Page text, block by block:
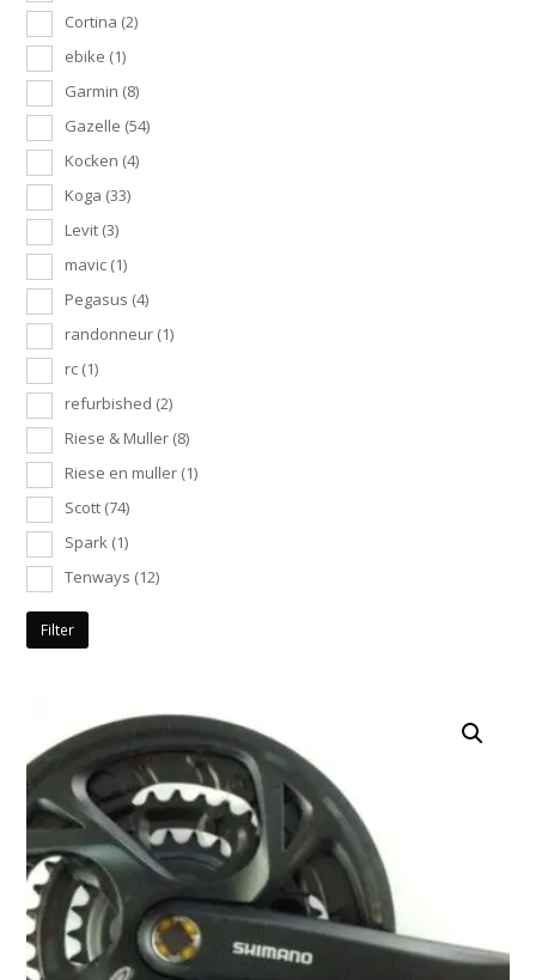
Cortina (2)
ebike (1)
Garmin (8)
Gazelle (54)
Kocken (4)
Koga (33)
Levit (3)
mavic (1)
Pegasus (4)
randonneur (1)
rc (1)
refurbished (2)
Riese & Muller (8)
Riese en muller (1)
Scott (74)
Spark (1)
Tenways (12)
Filter